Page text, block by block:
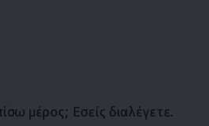
μέρος; Εσείς διαλέγετε.